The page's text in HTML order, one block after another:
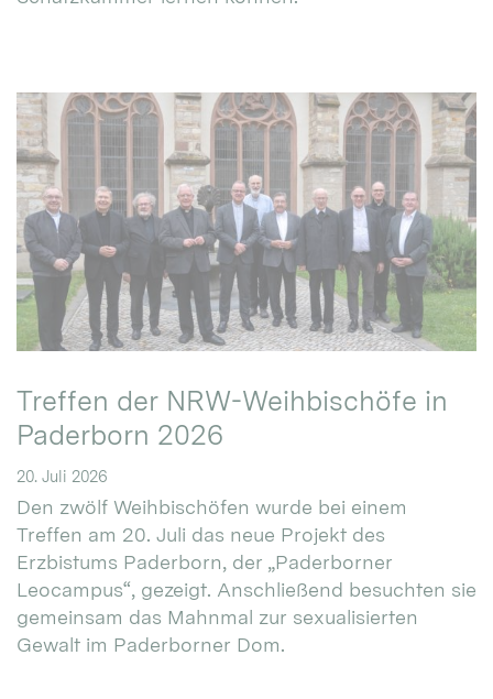
Treffen der NRW-Weihbischöfe in
Paderborn 2026
20. Juli 2026
Den zwölf Weihbischöfen wurde bei einem
Treffen am 20. Juli das neue Projekt des
Erzbistums Paderborn, der „Paderborner
Leocampus“, gezeigt. Anschließend besuchten sie
gemeinsam das Mahnmal zur sexualisierten
Gewalt im Paderborner Dom.